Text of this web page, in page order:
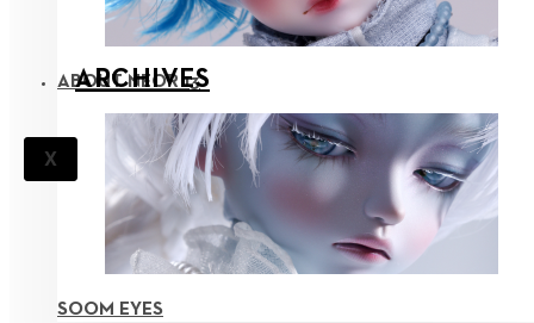
ARCHIVES
X
ABOUT NEOR 13
SOOM EYES